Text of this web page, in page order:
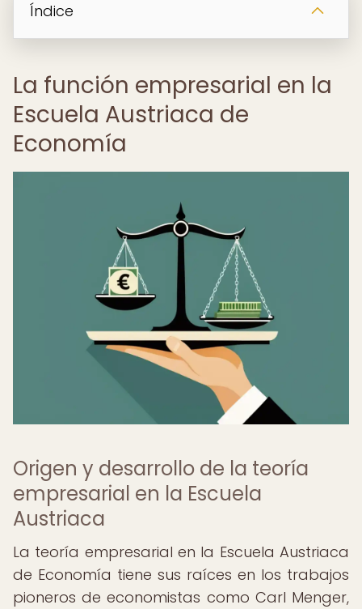
Índice
La función empresarial en la
Escuela Austriaca de
Economía
Origen y desarrollo de la teoría
empresarial en la Escuela
Austriaca
La teoría empresarial en la Escuela Austriaca
de Economía tiene sus raíces en los trabajos
pioneros de economistas como Carl Menger,